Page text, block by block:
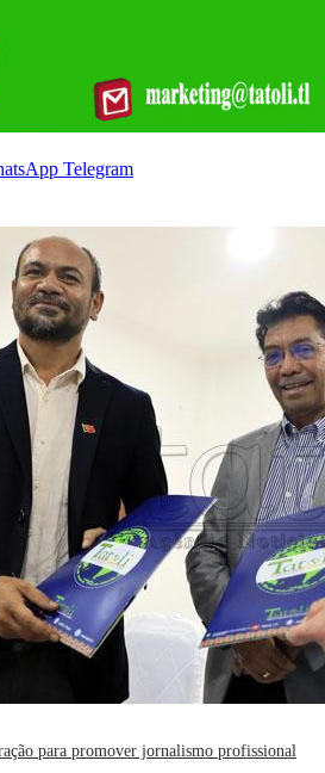
Telegram
para promover jornalismo profissional